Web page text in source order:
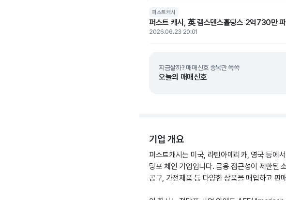
퍼스트캐시
퍼스트 캐시, 英 램스덴스홀딩스 2억730만 파
2026.06.23 20:01
지금살까? 매매신호 종목만 쏙쏙
오늘의 매매신호
기업 개요
퍼스트캐시는 미국, 라틴아메리카, 영국 등
당포 체인 기업입니다. 금융 접근성이 제한된
공구, 가전제품 등 다양한 상품을 매입하고 판